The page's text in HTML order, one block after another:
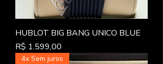
HUBLOT BIG BANG UNICO BLUE
Preço
R$ 1.599,00
4x Sem juros